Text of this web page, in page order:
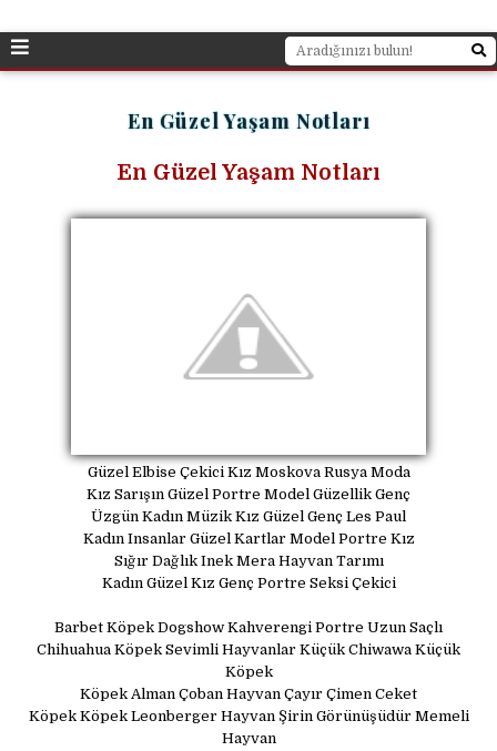
En Güzel Yaşam Notları
En Güzel Yaşam Notları
Güzel Elbise Çekici Kız Moskova Rusya Moda
Kız Sarışın Güzel Portre Model Güzellik Genç
Üzgün Kadın Müzik Kız Güzel Genç Les Paul
Kadın Insanlar Güzel Kartlar Model Portre Kız
Sığır Dağlık Inek Mera Hayvan Tarımı
Kadın Güzel Kız Genç Portre Seksi Çekici
Barbet Köpek Dogshow Kahverengi Portre Uzun Saçlı
Chihuahua Köpek Sevimli Hayvanlar Küçük Chiwawa Küçük
Köpek
Köpek Alman Çoban Hayvan Çayır Çimen Ceket
Köpek Köpek Leonberger Hayvan Şirin Görünüşüdür Memeli
Hayvan